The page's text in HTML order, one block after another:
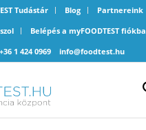
Tudástár Blog Partnereink
Belépés a myFOODTEST fiókba
+36 1 424 0969
info@foodtest.hu